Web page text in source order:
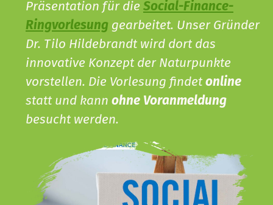
Präsentation für die Social-Finance-
Ringvorlesung gearbeitet. Unser Gründer
Dr. Tilo Hildebrandt wird dort das
innovative Konzept der Naturpunkte
vorstellen. Die Vorlesung findet online
statt und kann ohne Voranmeldung
besucht werden.